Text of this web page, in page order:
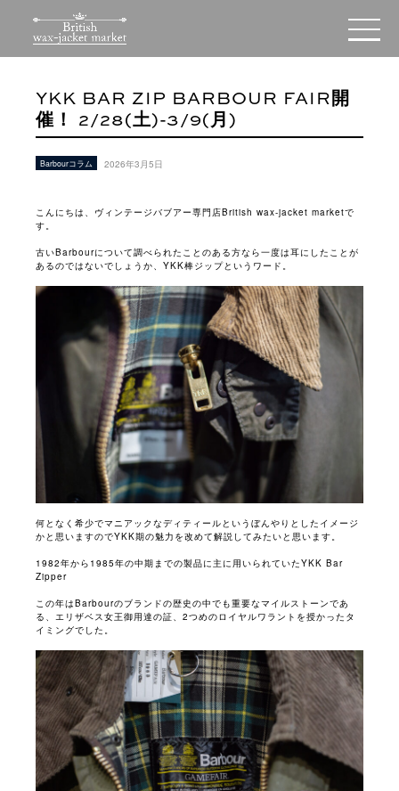
YKK BAR ZIP BARBOUR FAIR開
催！ 2/28(土)-3/9(月)
Barbourコラム 2026年3月5日
こんにちは、ヴィンテージバブアー専門店British wax-jacket marketで
す。
古いBarbourについて調べられたことのある方なら一度は耳にしたことが
あるのではないでしょうか、YKK棒ジップというワード。
何となく希少でマニアックなディティールというぼんやりとしたイメージ
かと思いますのでYKK期の魅力を改めて解説してみたいと思います。
1982年から1985年の中期までの製品に主に用いられていたYKK Bar
Zipper
この年はBarbourのブランドの歴史の中でも重要なマイルストーンであ
る、エリザベス女王御用達の証、2つめのロイヤルワラントを授かったタ
イミングでした。